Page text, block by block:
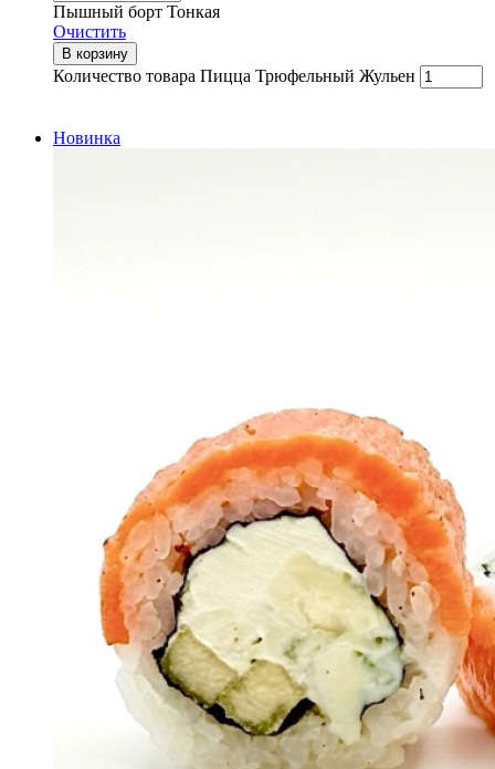
Пышный борт Тонкая
Очистить
В корзину
Количество товара Пицца Трюфельный Жульен
Новинка